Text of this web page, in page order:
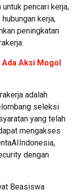
pencari kerja,
kerja,
peningkatan
Ada Aksi Mogol
adalah
seleksi
yang telah
mengakses
dengan
Beasiswa